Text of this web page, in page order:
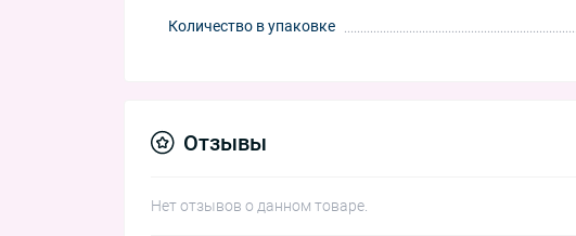
Количество в упаковке
Отзывы
Нет отзывов о данном товаре.